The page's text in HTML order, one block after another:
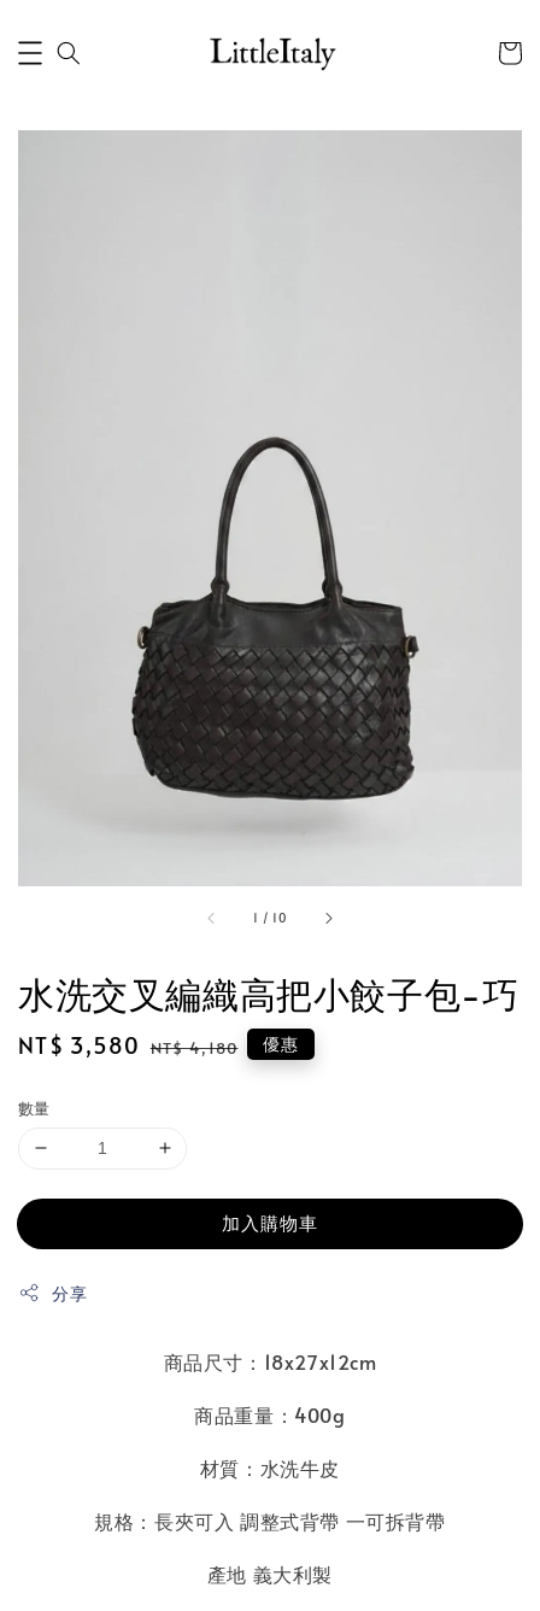
1 / 10
水洗交叉編織高把小餃子包-巧
Sale
NT$ 3,580 Regular
NT$ 4,180 優惠
數量
加入購物車
分享
商品尺寸：18x27x12cm
商品重量：400g
材質：水洗牛皮
規格：長夾可入 調整式背帶 一可拆背帶
產地 義大利製